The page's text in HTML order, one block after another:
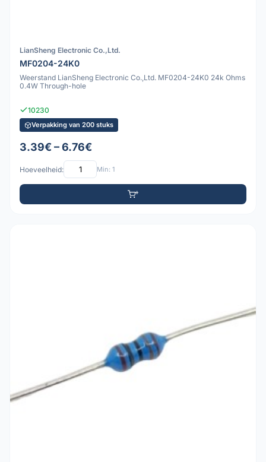
LianSheng Electronic Co.,Ltd.
MF0204-24K0
Weerstand LianSheng Electronic Co.,Ltd. MF0204-24K0 24k Ohms
0.4W Through-hole
10230
Verpakking van 200 stuks
3.39€ – 6.76€
Hoeveelheid: Min: 1